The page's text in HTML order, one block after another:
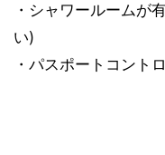
・シャワールームが
い)
・パスポートコント